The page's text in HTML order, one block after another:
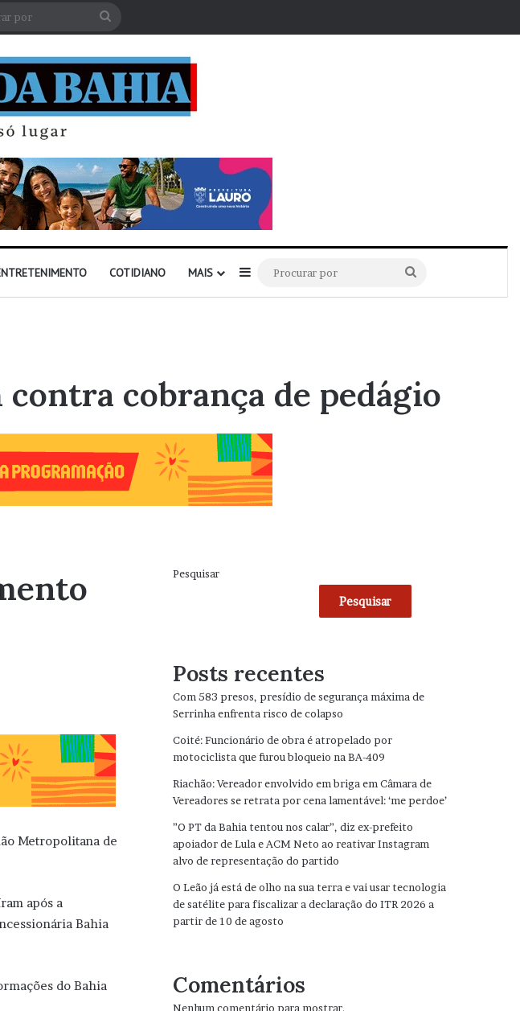
COTIDIANO MAIS Barra Lateral
por
cobrança de pedágio
Metropolitana de
após a
Bahia
do Bahia
Pesquisar
Pesquisar
Posts recentes
Com 583 presos, presídio de segurança máxima de
Serrinha enfrenta risco de colapso
Coité: Funcionário de obra é atropelado por
motociclista que furou bloqueio na BA-409
Riachão: Vereador envolvido em briga em Câmara de
Vereadores se retrata por cena lamentável: ‘me perdoe’
”O PT da Bahia tentou nos calar”, diz ex-prefeito
apoiador de Lula e ACM Neto ao reativar Instagram
alvo de representação do partido
O Leão já está de olho na sua terra e vai usar tecnologia
de satélite para fiscalizar a declaração do ITR 2026 a
partir de 10 de agosto
Comentários
Nenhum comentário para mostrar.